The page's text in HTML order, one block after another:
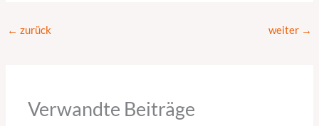
← zurück weiter →
Verwandte Beiträge